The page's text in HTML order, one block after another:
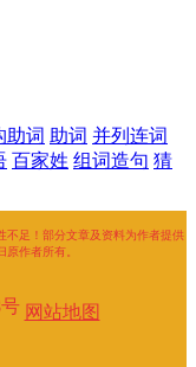
助词 助词 并列连词
百家姓 组词造句 猜
不足！部分文章及资料为作者提供
作者所有。
网站地图